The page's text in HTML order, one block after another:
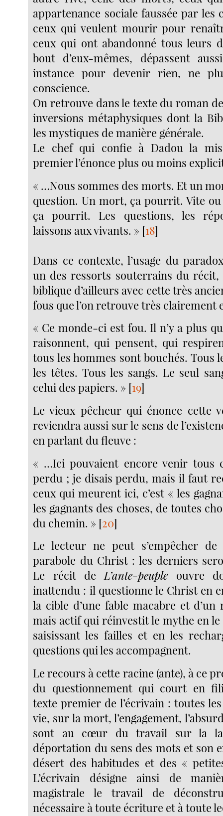
appartenance sociale faussée par les
ceux qui veulent mourir pour
ceux qui ont abandonné tous leurs
bout d’eux-mêmes, dépassent
instance pour devenir rien, ne
conscience.
On retrouve dans le texte du roman
inversions métaphysiques dont la
les mystiques de manière générale.
Le chef qui confie à Dadou la
premier l’énonce plus ou moins
« …Nous sommes des morts. Et un
question. Un mort, ça pourrit. Vite
ça pourrit. Les questions, les
laissons aux vivants. » [18]
Dans ce contexte, l’usage du
un des ressorts souterrains du
biblique d’ailleurs avec cette très
fous que l’on retrouve très clairement
« Ce monde-ci est fou. Il n’y a plus
raisonnent, qui pensent, qui
tous les hommes sont bouchés. Tous
les têtes. Tous les sangs. Le seul
celui des papiers. » [19]
Le vieux pêcheur qui énonce cette
reviendra aussi sur le sens de
en parlant du fleuve :
« …Ici pouvaient encore venir tous
perdu ; je disais perdu, mais il faut
ceux qui meurent ici, c’est « les
les gagnants des choses, de toutes
du chemin. » [20]
Le lecteur ne peut s’empêcher
parabole du Christ : les derniers
Le récit deL’ante-peuple ouvre
inattendu : il questionne le Christ en
la cible d’une fable macabre et d’un
mais actif qui réinvestit le mythe en
saisissant les failles et en les
questions qui les accompagnent.
Le recours à cette racine (ante), à ce
du questionnement qui court en
texte premier de l’écrivain : toutes
vie, sur la mort, l’engagement,
sont au cœur du travail sur la
déportation du sens des mots et son
désert des habitudes et des «
L’écrivain désigne ainsi de
magistrale le travail de
nécessaire à toute écriture et à toute